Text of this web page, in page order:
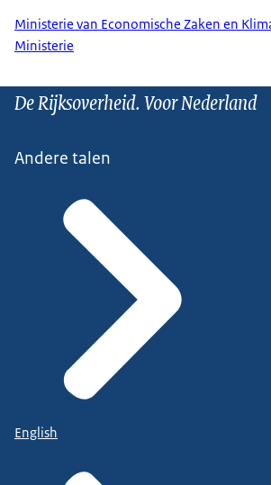
Ministerie van Economische Zaken en
Ministerie
De Rijksoverheid. Voor Nederland
Andere talen
English